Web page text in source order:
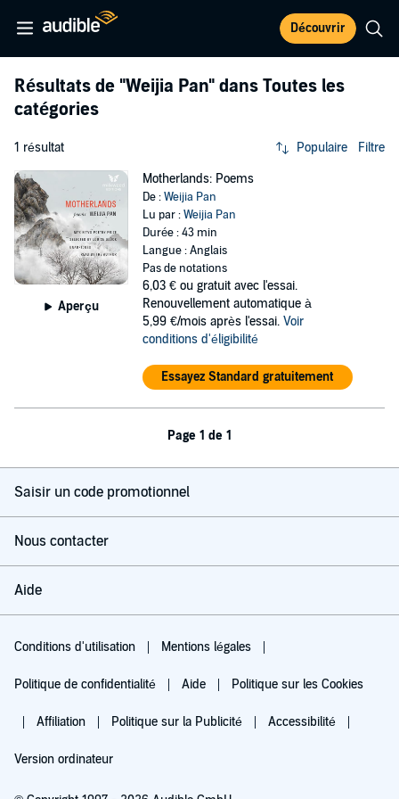
Découvrir
Résultats de "Weijia Pan" dans Toutes les
catégories
1 résultat Populaire Filtre
Aperçu
Motherlands: Poems
De :Weijia Pan
Lu par :Weijia Pan
Durée : 43 min
Langue : Anglais
Pas de notations
6,03 € ou gratuit avec l'essai.
Renouvellement automatique à
5,99 €/mois après l'essai. Voir
conditions d'éligibilité
Essayez Standard gratuitement
Page 1 de 1
Saisir un code promotionnel
Nous contacter
Aide
Conditions d'utilisation Mentions légales
Politique de confidentialité Aide Politique sur les Cookies
Affiliation Politique sur la Publicité Accessibilité
Version ordinateur